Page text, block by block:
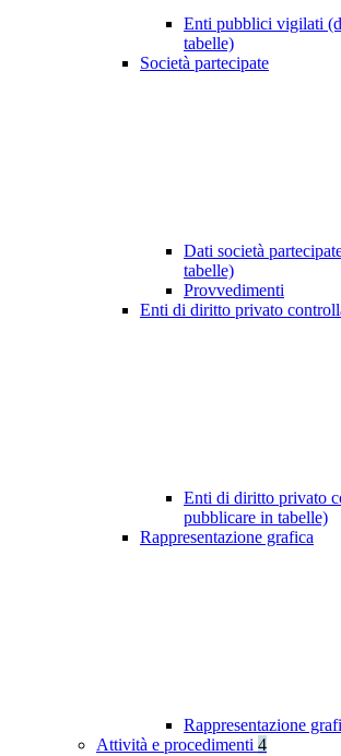
Enti pubblici vigilati
tabelle)
Società partecipate
Dati società
tabelle)
Provvedimenti
Enti di diritto privato
Enti di diritto privato
pubblicare in tabelle)
Rappresentazione grafica
Rappresentazione
Attività e procedimenti 4